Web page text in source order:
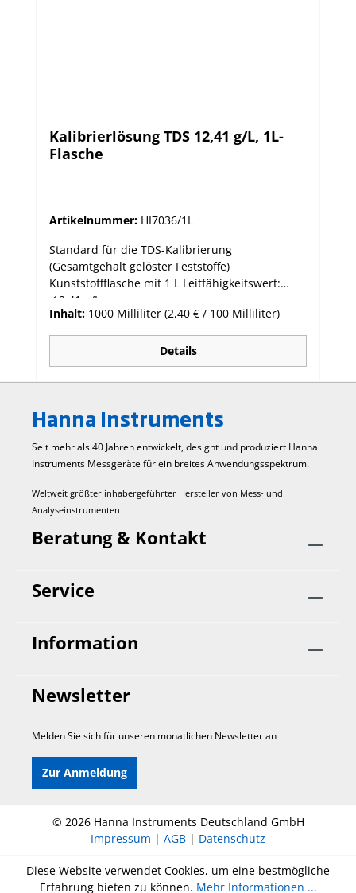
Kalibrierlösung TDS 12,41 g/L, 1L-
Flasche
Artikelnummer: HI7036/1L
Standard für die TDS-Kalibrierung
(Gesamtgehalt gelöster Feststoffe)
Kunststoffflasche mit 1 L Leitfähigkeitswert:
12,41 g/L
Inhalt: 1000 Milliliter (2,40 € / 100 Milliliter)
Details
Hanna Instruments
Seit mehr als 40 Jahren entwickelt, designt und produziert Hanna
Instruments Mess­geräte für ein breites Anwendungs­spektrum.
Weltweit größter inhabergeführter Hersteller von Mess- und
Analyseinstrumenten
Beratung & Kontakt
Service
Information
Newsletter
Melden Sie sich für unseren monatlichen Newsletter an
Zur Anmeldung
© 2026 Hanna Instruments Deutschland GmbH
Impressum | AGB | Datenschutz
Diese Website verwendet Cookies, um eine bestmögliche
Erfahrung bieten zu können. Mehr Informationen ...